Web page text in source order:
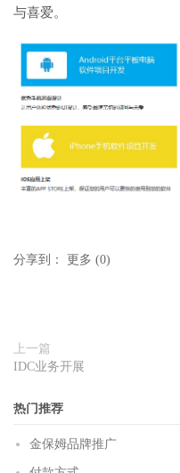
与喜爱。
分享到： 更多 (0)
上一篇
IDC业务开展
热门推荐
金保姆品牌推广